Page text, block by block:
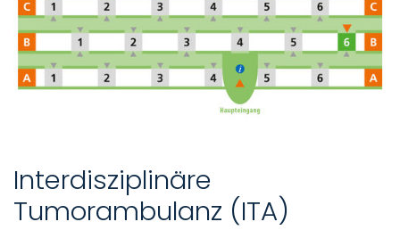
Interdisziplinäre
Tumorambulanz (ITA)